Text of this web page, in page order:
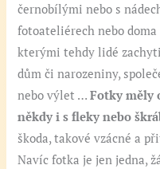
černobílými nebo s
fotoateliérech nebo
kterými tehdy lidé
dům či narozeniny,
nebo výlet …Fotky měly
někdy i s fleky nebo
škoda, takové vzácné a
Navíc fotka je jen jedna,